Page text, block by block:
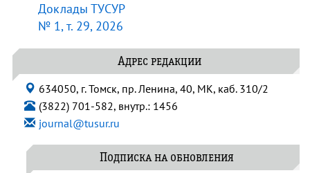
Доклады ТУСУР
№ 1, т. 29, 2026
Адрес редакции
634050, г. Томск, пр. Ленина, 40, МК, каб. 310/2
(3822) 701-582, внутр.: 1456
journal@tusur.ru
Подписка на обновления